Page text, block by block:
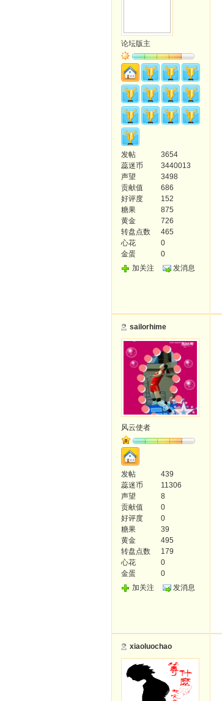
论坛版主
发帖
3654
蕊迷币
3440013
声望
3498
贡献值
686
好评度
152
糖果
875
黄金
726
转盘点数
465
心花
0
金蛋
0
加关注
发消息
sailorhime
风云使者
发帖
439
蕊迷币
11306
声望
8
贡献值
0
好评度
0
糖果
39
黄金
495
转盘点数
179
心花
0
金蛋
0
加关注
发消息
xiaoluochao